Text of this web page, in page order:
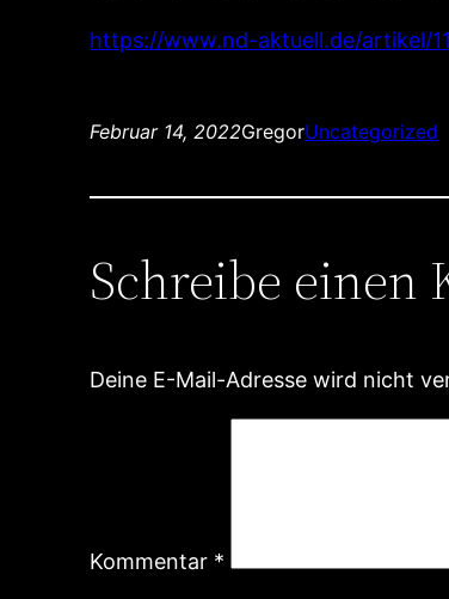
https://www.nd-aktuell.de/artikel/
Februar 14, 2022GregorUncategorized
Schreibe einen
Deine E-Mail-Adresse wird nicht
Kommentar *